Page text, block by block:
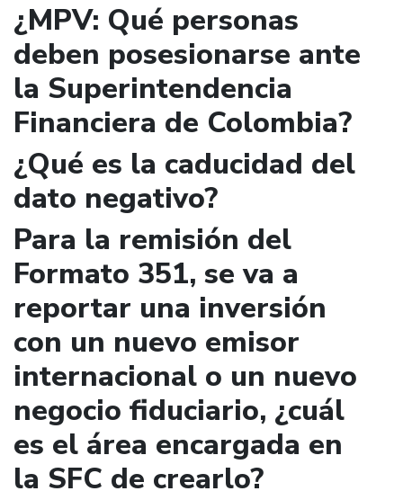
¿MPV: Qué personas
deben posesionarse ante
la Superintendencia
Financiera de Colombia?
¿Qué es la caducidad del
dato negativo?
Para la remisión del
Formato 351, se va a
reportar una inversión
con un nuevo emisor
internacional o un nuevo
negocio fiduciario, ¿cuál
es el área encargada en
la SFC de crearlo?